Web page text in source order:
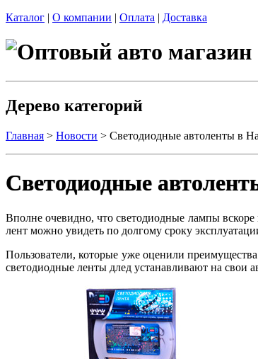
Каталог | О компании | Оплата | Доставка
Дерево категорий
Главная > Новости > Светодиодные автоленты в
Светодиодные
Вполне очевидно, что светодиодные лампы
лент можно увидеть по долгому сроку
Пользователи, которые уже оценили
светодиодные ленты длед устанавливают на свои